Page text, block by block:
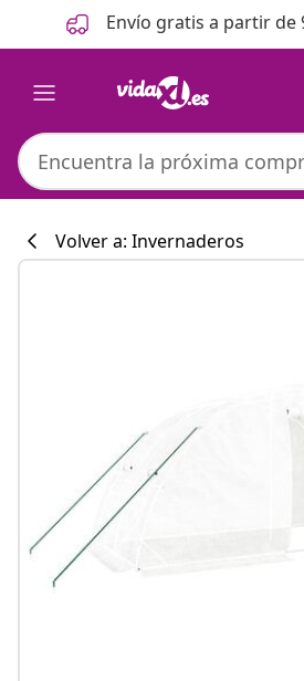
Anterior
Siguiente Envío gratis a partir de
Volver a: Invernaderos